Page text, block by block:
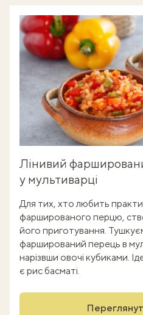
Лінивий
у мультиварці
Для тих, хто любить
фаршированого перцю,
його приготування.
фарширований перець в
нарізвши овочі кубиками.
є рис басматі.